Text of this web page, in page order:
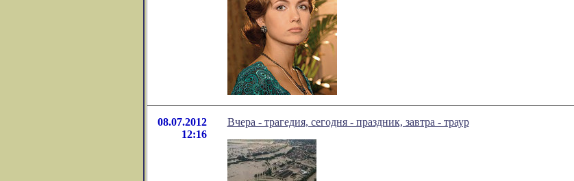
08.07.2012
12:16
Вчера - трагедия, сегодня - праздник, завтра - траур